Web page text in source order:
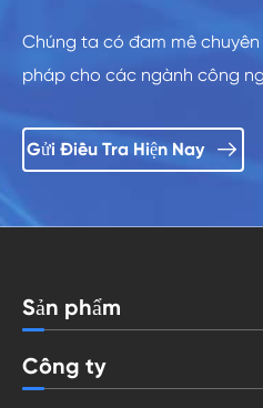
Chúng ta có đam mê
pháp cho các ngành công
Gửi Điều Tra Hiện Nay 
Sản phẩm
Công ty